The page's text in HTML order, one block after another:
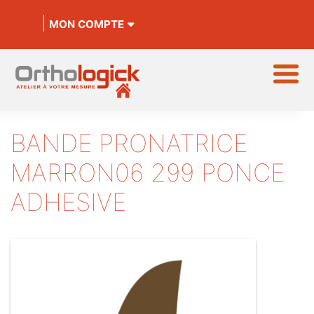
MON COMPTE
BANDE PRONATRICE
MARRON06 299 PONCE
ADHESIVE